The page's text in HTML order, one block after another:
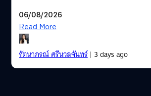
06/08/2026
Read More
รัตนาภรณ์ ศรีนวลจันทร์| 3 days ago